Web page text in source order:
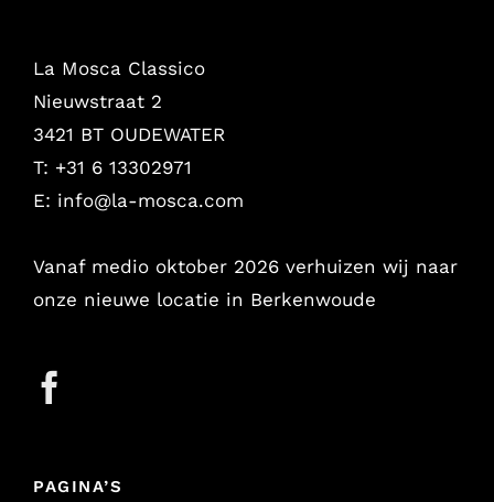
La Mosca Classico
Nieuwstraat 2
3421 BT OUDEWATER
T: +31 6 13302971
E: info@la-mosca.com
Vanaf medio oktober 2026 verhuizen wij naar
onze nieuwe locatie in Berkenwoude
PAGINA’S